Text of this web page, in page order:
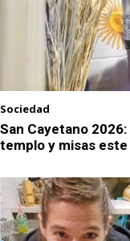
Sociedad
San Cayetano
templo y misas